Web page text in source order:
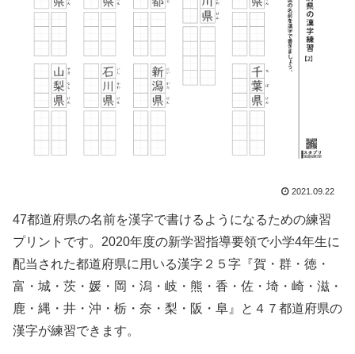
2021.09.22
47都道府県の名前を漢字で書けるようになるための練習
プリントです。2020年度の新学習指導要領で小学4年生に
配当された都道府県に用いる漢字２５字『賀・群・徳・
富・城・茨・媛・岡・潟・岐・熊・香・佐・埼・崎・滋・
鹿・縄・井・沖・栃・奈・梨・阪・阜』と４７都道府県の
漢字が練習できます。